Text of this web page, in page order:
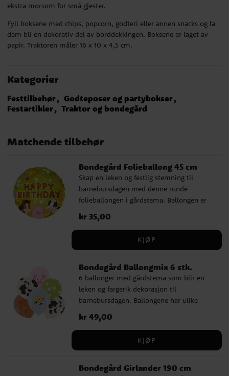
ekstra morsom for små gjester.
Fyll boksene med chips, popcorn, godteri eller annen snacks og la
dem bli en dekorativ del av borddekkingen. Boksene er laget av
papir. Traktoren måler 16 x 10 x 4,5 cm.
Kategorier
Festtilbehør
Godteposer og partybokser
Festartikler
Traktor og bondegård
Matchende tilbehør
Bondegård Folieballong 45 cm
Skap en leken og festlig stemning til
barnebursdagen med denne runde
folieballongen i gårdstema. Ballongen er
prydet med hest, gris og ku sammen med
blomster og teksten Happy Birthday, noe
bursdag med gårdstema. Ballongen er 45
Den har selvlukkende ventil og sugerør
medfølger, noe som gjør den enkel å blåse
opp og bruke som en dekorativ detalj på
bursdagen.
Pris: kr 35,00
kr 35,00
KJØP
Bondegård Ballongmix 6 stk.
6 ballonger med gårdstema som blir en
leken og fargerik dekorasjon til
barnebursdagen. Ballongene har ulike
motiver som ku, gris, høne, blomster og
bonde, noe som passer perfekt for å skape
gårdstema. Ballongene er cirka 30 cm
luft eller helium.
Pris:kr 49,00
kr 49,00
KJØP
Bondegård Girlander 190 cm